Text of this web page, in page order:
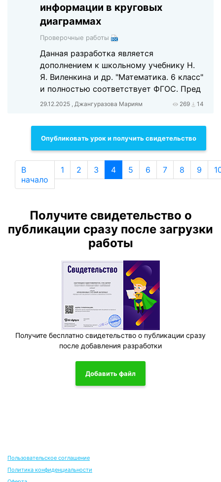
информации в круговых
диаграммах
Проверочные работы
Данная разработка является
дополнением к школьному учебнику Н.
Я. Виленкина и др. "Математика. 6 класс"
и полностью соответствует ФГОС. Пред
29.12.2025 , Джангуразова Мариям 269 14
Опубликовать урок и получить свидетельство
В
начало
1 2 3 4 5 6 7 8 9
Получите свидетельство о
публикации сразу после загрузки
работы
Получите бесплатно свидетельство о публикации сразу
после добавления разработки
Добавить файл
Пользовательское соглашение
Политика конфиденциальности